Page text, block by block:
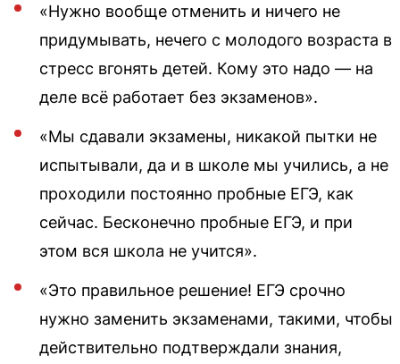
«Нужно вообще отменить и ничего не
придумывать, нечего с молодого возраста в
стресс вгонять детей. Кому это надо — на
деле всё работает без экзаменов».
«Мы сдавали экзамены, никакой пытки не
испытывали, да и в школе мы учились, а не
проходили постоянно пробные ЕГЭ, как
сейчас. Бесконечно пробные ЕГЭ, и при
этом вся школа не учится».
«Это правильное решение! ЕГЭ срочно
нужно заменить экзаменами, такими, чтобы
действительно подтверждали знания,